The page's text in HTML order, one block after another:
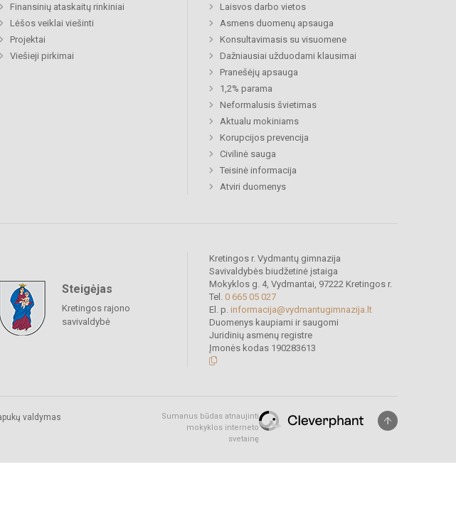
Finansinių ataskaitų rinkiniai
Lėšos veiklai viešinti
Projektai
Viešieji pirkimai
Laisvos darbo vietos
Asmens duomenų apsauga
Konsultavimasis su visuomene
Dažniausiai užduodami klausimai
Pranešėjų apsauga
1,2% parama
Neformalusis švietimas
Aktualu mokiniams
Korupcijos prevencija
Civilinė sauga
Teisinė informacija
Atviri duomenys
Steigėjas
Kretingos rajono
savivaldybė
Kretingos r. Vydmantų gimnazija
Savivaldybės biudžetinė įstaiga
Mokyklos g. 4, Vydmantai, 97222 Kretingos r.
Tel. 0 665 05 027
El. p. informacija@vydmantugimnazija.lt
Duomenys kaupiami ir saugomi
Juridinių asmenų registre
Įmonės kodas 190283613
valdymas
Sumanus būdas atnaujinti
mokyklos interneto
svetainę